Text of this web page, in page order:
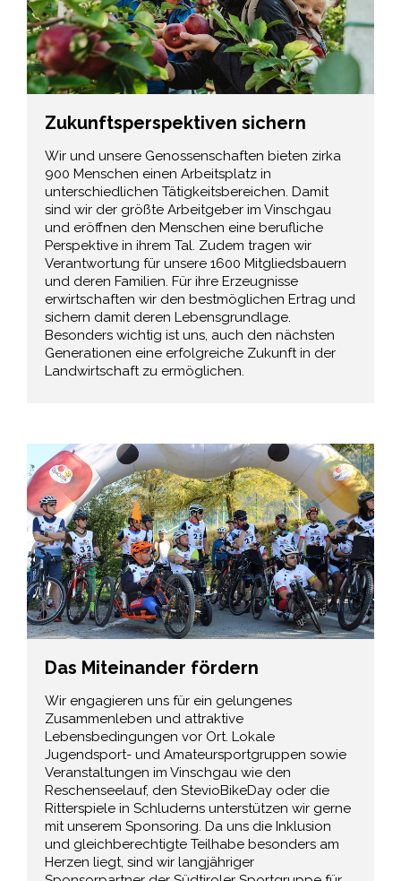
Zukunftsperspektiven sichern
Wir und unsere Genossenschaften bieten zirka
900 Menschen einen Arbeitsplatz in
unterschiedlichen Tätigkeitsbereichen. Damit
sind wir der größte Arbeitgeber im Vinschgau
und eröffnen den Menschen eine berufliche
Perspektive in ihrem Tal. Zudem tragen wir
Verantwortung für unsere 1600 Mitgliedsbauern
und deren Familien. Für ihre Erzeugnisse
erwirtschaften wir den bestmöglichen Ertrag und
sichern damit deren Lebensgrundlage.
Besonders wichtig ist uns, auch den nächsten
Generationen eine erfolgreiche Zukunft in der
Landwirtschaft zu ermöglichen.
Das Miteinander fördern
Wir engagieren uns für ein gelungenes
Zusammenleben und attraktive
Lebensbedingungen vor Ort. Lokale
Jugendsport- und Amateursportgruppen sowie
Veranstaltungen im Vinschgau wie den
Reschenseelauf, den StevioBikeDay oder die
Ritterspiele in Schluderns unterstützen wir gerne
mit unserem Sponsoring. Da uns die Inklusion
und gleichberechtigte Teilhabe besonders am
Herzen liegt, sind wir langjähriger